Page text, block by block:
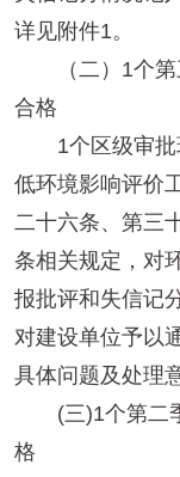
详见附件1。
（二）1个第
合格
1个区级审批
低环境影响评价
二十六条、第三
条相关规定，对
报批评和失信记
对建设单位予以
具体问题及处理
(三)1个第二季
格